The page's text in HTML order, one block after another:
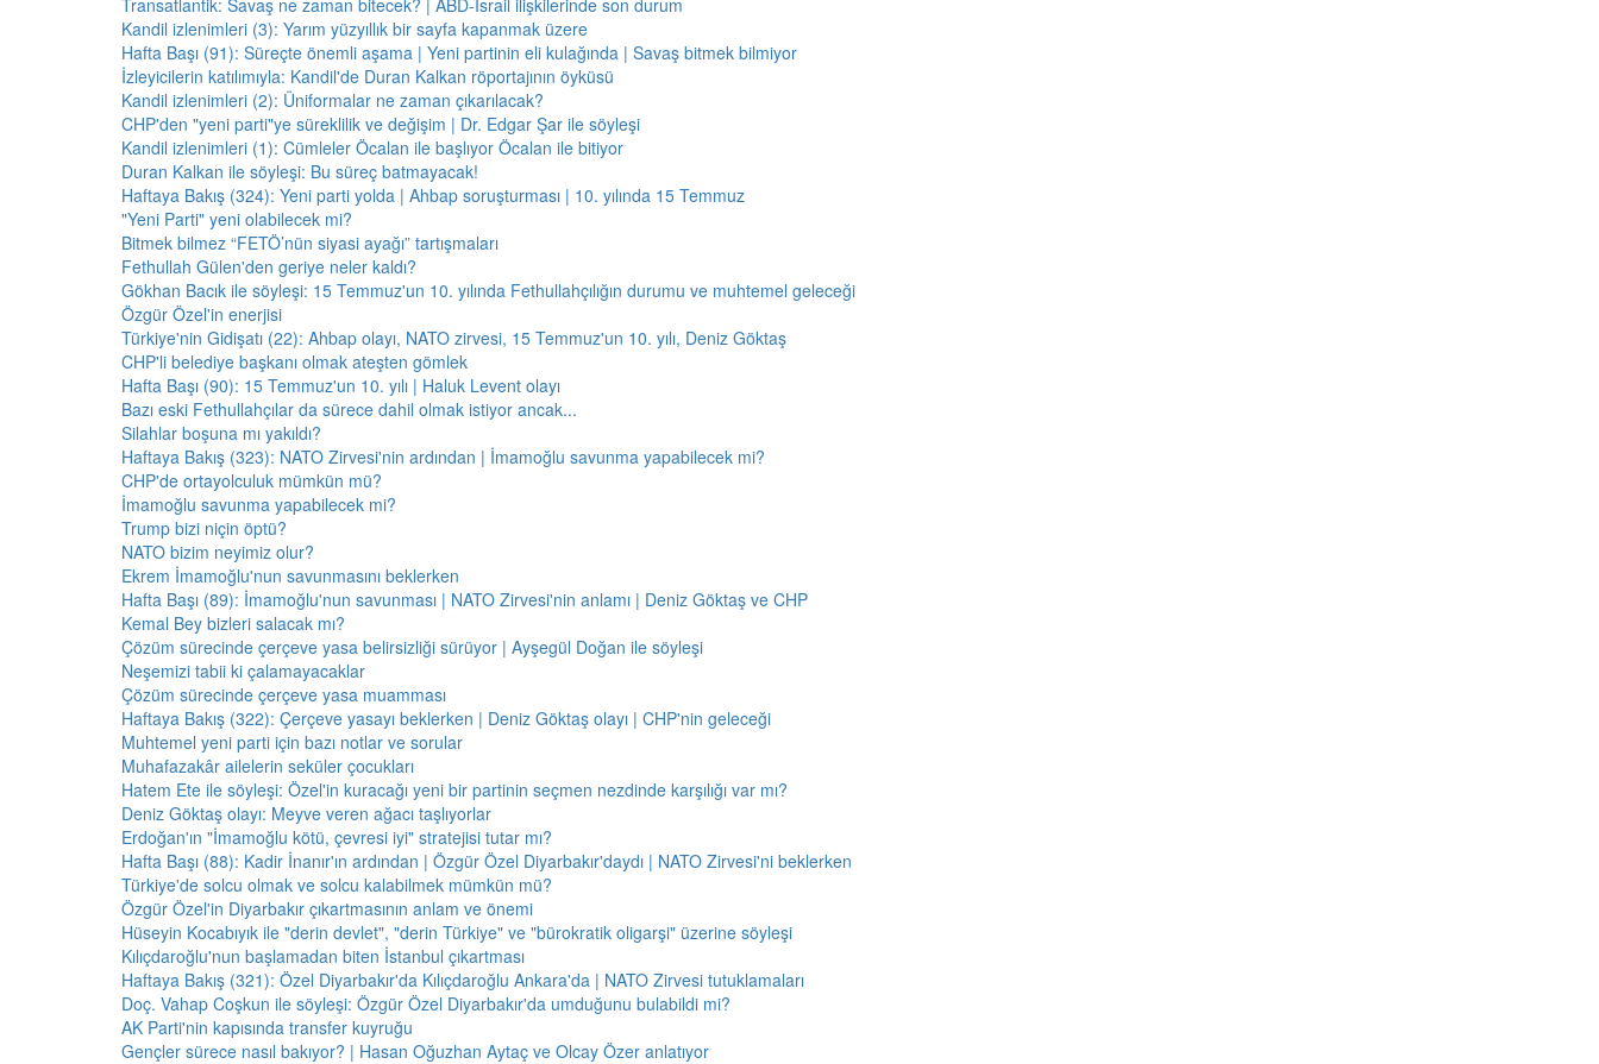
Transatlantik: Savaş ne zaman bitecek? | ABD-İsrail ilişkilerinde son durum
Kandil izlenimleri (3): Yarım yüzyıllık bir sayfa kapanmak üzere
Hafta Başı (91): Süreçte önemli aşama | Yeni partinin eli kulağında | Savaş bitmek bilmiyor
İzleyicilerin katılımıyla: Kandil'de Duran Kalkan röportajının öyküsü
Kandil izlenimleri (2): Üniformalar ne zaman çıkarılacak?
CHP'den "yeni parti"ye süreklilik ve değişim | Dr. Edgar Şar ile söyleşi
Kandil izlenimleri (1): Cümleler Öcalan ile başlıyor Öcalan ile bitiyor
Duran Kalkan ile söyleşi: Bu süreç batmayacak!
Haftaya Bakış (324): Yeni parti yolda | Ahbap soruşturması | 10. yılında 15 Temmuz
"Yeni Parti" yeni olabilecek mi?
Bitmek bilmez “FETÖ’nün siyasi ayağı” tartışmaları
Fethullah Gülen'den geriye neler kaldı?
Gökhan Bacık ile söyleşi: 15 Temmuz'un 10. yılında Fethullahçılığın durumu ve muhtemel geleceği
Özgür Özel'in enerjisi
Türkiye'nin Gidişatı (22): Ahbap olayı, NATO zirvesi, 15 Temmuz'un 10. yılı, Deniz Göktaş
CHP'li belediye başkanı olmak ateşten gömlek
Hafta Başı (90): 15 Temmuz'un 10. yılı | Haluk Levent olayı
Bazı eski Fethullahçılar da sürece dahil olmak istiyor ancak...
Silahlar boşuna mı yakıldı?
Haftaya Bakış (323): NATO Zirvesi'nin ardından | İmamoğlu savunma yapabilecek mi?
CHP'de ortayolculuk mümkün mü?
İmamoğlu savunma yapabilecek mi?
Trump bizi niçin öptü?
NATO bizim neyimiz olur?
Ekrem İmamoğlu'nun savunmasını beklerken
Hafta Başı (89): İmamoğlu'nun savunması | NATO Zirvesi'nin anlamı | Deniz Göktaş ve CHP
Kemal Bey bizleri salacak mı?
Çözüm sürecinde çerçeve yasa belirsizliği sürüyor | Ayşegül Doğan ile söyleşi
Neşemizi tabii ki çalamayacaklar
Çözüm sürecinde çerçeve yasa muamması
Haftaya Bakış (322): Çerçeve yasayı beklerken | Deniz Göktaş olayı | CHP'nin geleceği
Muhtemel yeni parti için bazı notlar ve sorular
Muhafazakâr ailelerin seküler çocukları
Hatem Ete ile söyleşi: Özel'in kuracağı yeni bir partinin seçmen nezdinde karşılığı var mı?
Deniz Göktaş olayı: Meyve veren ağacı taşlıyorlar
Erdoğan'ın "İmamoğlu kötü, çevresi iyi" stratejisi tutar mı?
Hafta Başı (88): Kadir İnanır'ın ardından | Özgür Özel Diyarbakır'daydı | NATO Zirvesi'ni beklerken
Türkiye'de solcu olmak ve solcu kalabilmek mümkün mü?
Özgür Özel'in Diyarbakır çıkartmasının anlam ve önemi
Hüseyin Kocabıyık ile "derin devlet", "derin Türkiye" ve "bürokratik oligarşi" üzerine söyleşi
Kılıçdaroğlu'nun başlamadan biten İstanbul çıkartması
Haftaya Bakış (321): Özel Diyarbakır'da Kılıçdaroğlu Ankara'da | NATO Zirvesi tutuklamaları
Doç. Vahap Coşkun ile söyleşi: Özgür Özel Diyarbakır'da umduğunu bulabildi mi?
AK Parti'nin kapısında transfer kuyruğu
Gençler sürece nasıl bakıyor? | Hasan Oğuzhan Aytaç ve Olcay Özer anlatıyor